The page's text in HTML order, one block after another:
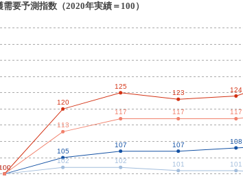
需要予測指数（2020年実績＝100）
100
105
107 107 108
100
102 102 101 101
100
120
125
123
124
100
113
117 117 117